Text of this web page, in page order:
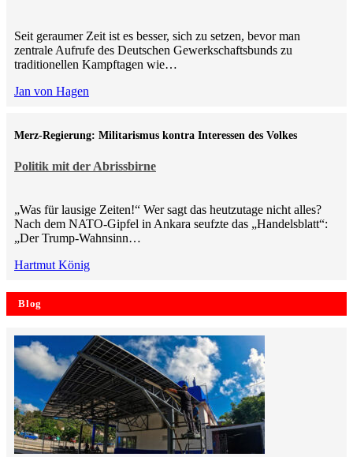
Seit geraumer Zeit ist es besser, sich zu setzen, bevor man
zentrale Aufrufe des Deutschen Gewerkschaftsbunds zu
traditionellen Kampftagen wie…
Jan von Hagen
Politik mit der Abrissbirne
Merz-Regierung: Militarismus kontra Inte­ressen des Volkes
„Was für lausige Zeiten!“ Wer sagt das heutzutage nicht alles?
Nach dem NATO-Gipfel in Ankara seufzte das „Handelsblatt“:
„Der Trump-Wahnsinn…
Hartmut König
Blog